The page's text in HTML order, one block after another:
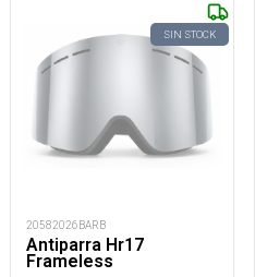
SIN STOCK
20582026BARB
Antiparra Hr17
Frameless